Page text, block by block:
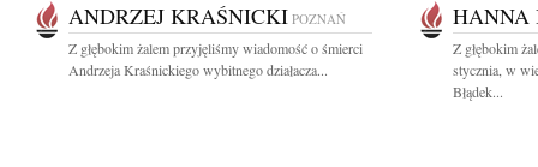
ANDRZEJ KRAŚNICKI POZNAŃ
Z głębokim żalem przyjęliśmy wiadomość o śmierci
Andrzeja Kraśnickiego wybitnego działacza...
HANNA
Z głębokim
stycznia, w
Błądek...